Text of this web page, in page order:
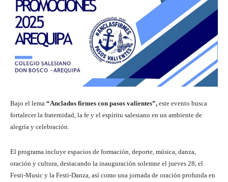
Bajo el lema “Anclados firmes con pasos valientes”, este evento busca
fortalecer la fraternidad, la fe y el espíritu salesiano en un ambiente de
alegría y celebración.
El programa incluye espacios de formación, deporte, música, danza,
oración y cultura, destacando la inauguración solemne el jueves 28, el
Festi-Music y la Festi-Danza, así como una jornada de oración profunda en